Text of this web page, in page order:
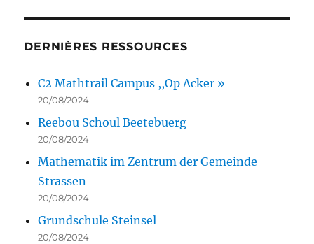
DERNIÈRES RESSOURCES
C2 Mathtrail Campus ,,Op Acker »
20/08/2024
Reebou Schoul Beetebuerg
20/08/2024
Mathematik im Zentrum der Gemeinde
Strassen
20/08/2024
Grundschule Steinsel
20/08/2024